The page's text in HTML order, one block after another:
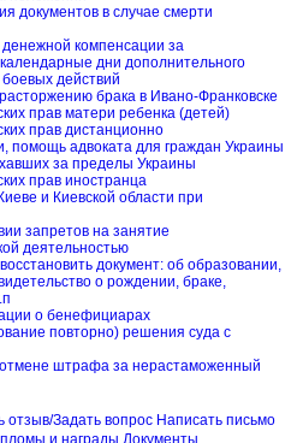
документов в случае смерти
компенсации за
дни дополнительного
боевых действий
брака в Ивано-Франковске
прав матери ребенка (детей)
прав дистанционно
помощь адвоката для граждан Украины
за пределы Украины
прав иностранца
и Киевской области при
запретов на занятие
деятельностью
документ: об образовании,
о рождении, браке,
о бенефициарах
повторно) решения суда с
отмене штрафа за нерастаможенный
отзыв/Задать вопрос Написать письмо